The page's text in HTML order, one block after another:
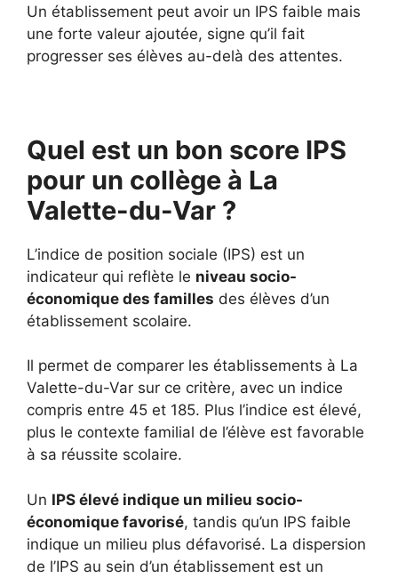
Un établissement peut avoir un IPS faible mais
une forte valeur ajoutée, signe qu’il fait
progresser ses élèves au-delà des attentes.
Quel est un bon score IPS
pour un collège à La
Valette-du-Var ?
L’indice de position sociale (IPS) est un
indicateur qui reflète le niveau socio-
économique des familles des élèves d’un
établissement scolaire.
Il permet de comparer les établissements à La
Valette-du-Var sur ce critère, avec un indice
compris entre 45 et 185. Plus l’indice est élevé,
plus le contexte familial de l’élève est favorable
à sa réussite scolaire.
Un IPS élevé indique un milieu socio-
économique favorisé, tandis qu’un IPS faible
indique un milieu plus défavorisé. La dispersion
de l’IPS au sein d’un établissement est un